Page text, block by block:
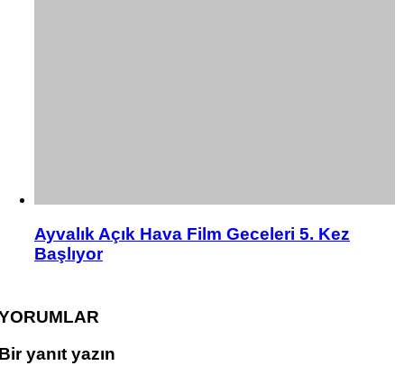
Ayvalık Açık Hava Film Geceleri 5. Kez
Başlıyor
yanıt yazın